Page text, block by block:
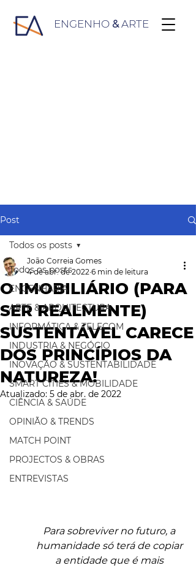
ENGENHO &ARTE
Post
Todos os posts
ENGENHARIA
ARTE & ARQUITECTURA
INFORMÁTICA & TELECOM
INDUSTRIA & NEGÓCIO
INOVAÇÃO & SUSTENTABILIDADE
SMART CITIES & MOBILIDADE
CIÊNCIA & SAÚDE
OPINIÃO & TRENDS
MATCH POINT
PROJECTOS & OBRAS
ENTREVISTAS
Todos os posts
O IMOBILIÁRIO (PARA
SER REALMENTE)
SUSTENTÁVEL CARECE
DOS PRINCÍPIOS DA
NATUREZA!
João Correia Gomes
4 de abr. de 2022 6 min de leitura
Atualizado: 5 de abr. de 2022
Para sobreviver no futuro, a
humanidade só terá de copiar
a entidade que é mais